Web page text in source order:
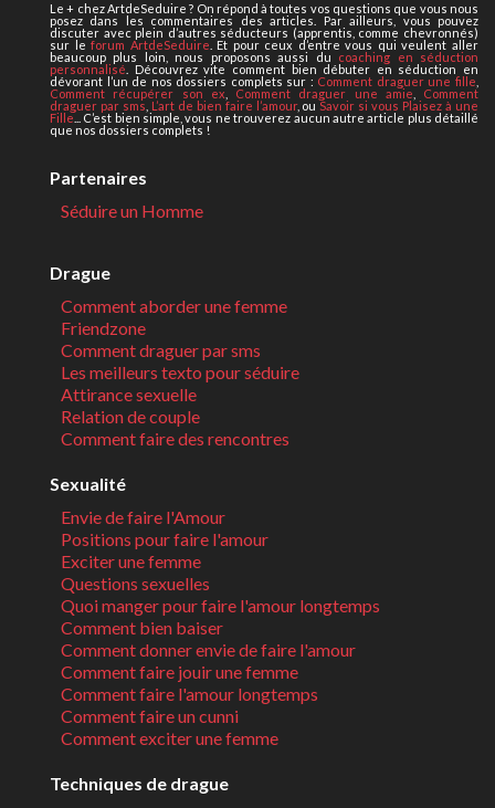
Le + chez ArtdeSeduire ? On répond à toutes vos questions que vous nous
posez dans les commentaires des articles. Par ailleurs, vous pouvez
discuter avec plein d’autres séducteurs (apprentis, comme chevronnés)
sur leforum ArtdeSeduire . Et pour ceux d’entre vous qui veulent aller
beaucoup plus loin, nous proposons aussi du coaching en séduction
personnalisé . Découvrez vite comment bien débuter en séduction en
dévorant l’un de nos dossiers complets sur : Comment draguer une fille
Comment récupérer son ex
Comment draguer une amie
Comment
draguer par sms L’art de bien faire l’amour, ouSavoir si vous Plaisez à une
Fille ... C’est bien simple, vous ne trouverez aucun autre article plus détaillé
que nos dossiers complets !
Partenaires
Séduire un Homme
Drague
Comment aborder une femme
Friendzone
Comment draguer par sms
Les meilleurs texto pour séduire
Attirance sexuelle
Relation de couple
Comment faire des rencontres
Sexualité
Envie de faire l'Amour
Positions pour faire l'amour
Exciter une femme
Questions sexuelles
Quoi manger pour faire l'amour longtemps
Comment bien baiser
Comment donner envie de faire l'amour
Comment faire jouir une femme
Comment faire l'amour longtemps
Comment faire un cunni
Comment exciter une femme
Techniques de drague